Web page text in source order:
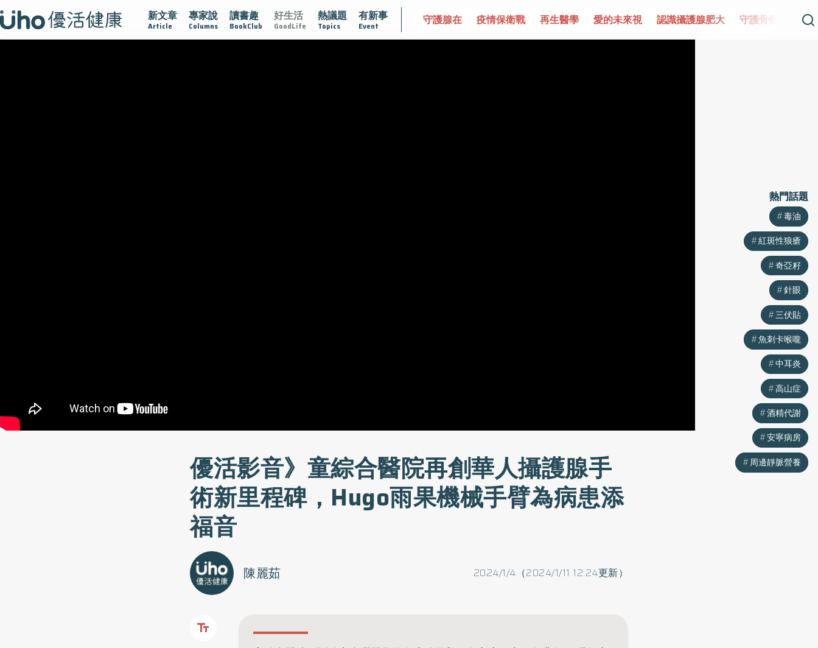
新文章
Article
專家說
Columns
讀書趣
BookClub
好生活
GoodLife
熱議題
Topics
有新事
Event
守護骨骼健康 達文西手術專欄 2025植牙指南 漸凍不孤單 愛不沾黏 守護腺在 疫情保衛戰 再生醫學 愛的未來視 認識攝護腺肥大 守護骨骼健康 達文西手術
優活影音》童綜合醫院再創華人攝護腺手
術新里程碑，Hugo雨果機械手臂為病患添
福音
2024/1/4（2024/1/11 12:24更新）
陳麗茹
熱門話題
毒油
紅斑性狼瘡
奇亞籽
針眼
三伏貼
魚刺卡喉嚨
中耳炎
高山症
酒精代謝
安寧病房
周邊靜脈營養
熱門話題
毒油
紅斑性狼瘡
奇亞籽
針眼
三伏貼
魚刺卡喉嚨
中耳炎
高山症
酒精代謝
安寧病房
周邊靜脈營養